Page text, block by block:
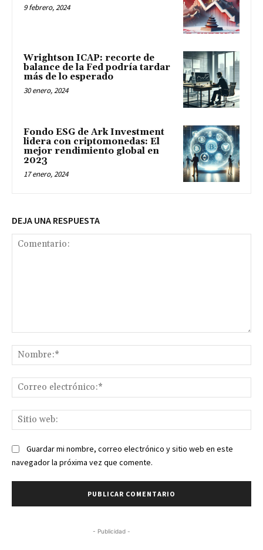
9 febrero, 2024
Wrightson ICAP: recorte de
balance de la Fed podría tardar
más de lo esperado
30 enero, 2024
Fondo ESG de Ark Investment
lidera con criptomonedas: El
mejor rendimiento global en
2023
17 enero, 2024
DEJA UNA RESPUESTA
Guardar mi nombre, correo electrónico y sitio web en este
navegador la próxima vez que comente.
- Publicidad -